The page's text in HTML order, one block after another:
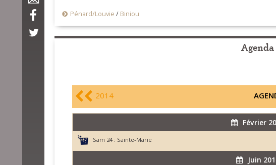
Pénard/Louvie / Biniou
Agenda
2014
Février
Sam 24 : Sainte-Marie
Juin